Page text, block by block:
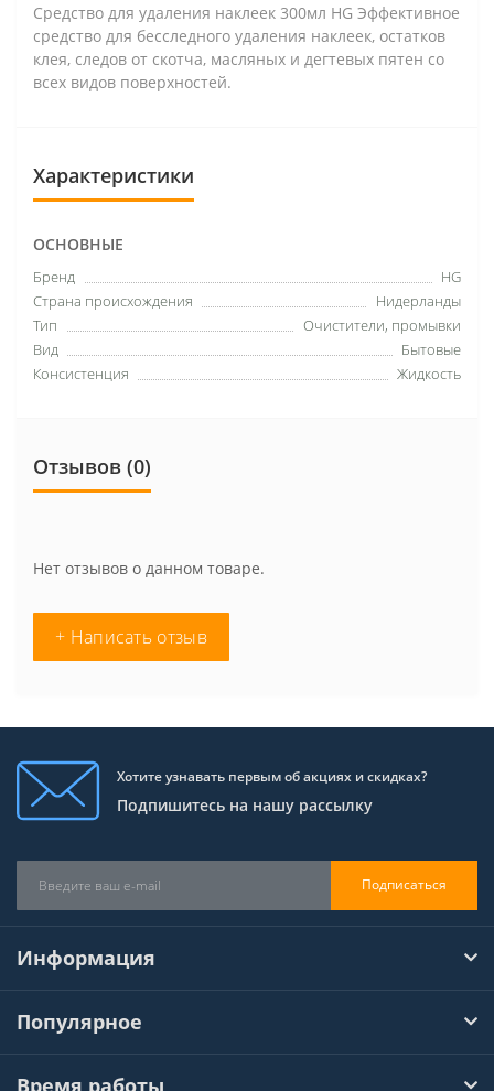
Средство для удаления наклеек 300мл HG Эффективное
средство для бесследного удаления наклеек, остатков
клея, следов от скотча, масляных и дегтевых пятен со
всех видов поверхностей.
Характеристики
ОСНОВНЫЕ
Бренд
HG
Страна происхождения
Нидерланды
Тип
Очистители, промывки
Вид
Бытовые
Консистенция
Жидкость
Отзывов (0)
Нет отзывов о данном товаре.
+ Написать отзыв
Хотите узнавать первым об акциях и скидках?
Подпишитесь на нашу рассылку
Подписаться
Информация
Популярное
Время работы